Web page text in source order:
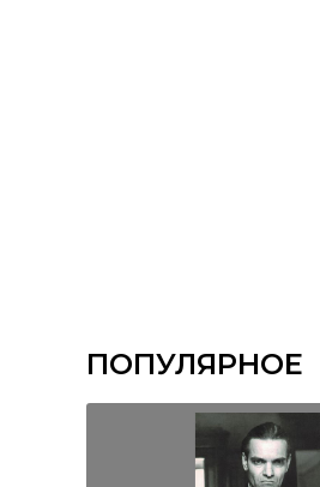
ПОПУЛЯРНОЕ